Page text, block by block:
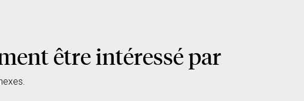
être intéressé par